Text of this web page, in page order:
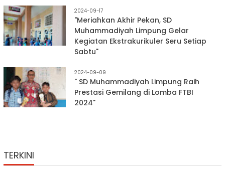
2024-09-17
"Meriahkan Akhir Pekan, SD
Muhammadiyah Limpung Gelar
Kegiatan Ekstrakurikuler Seru Setiap
Sabtu"
2024-09-09
" SD Muhammadiyah Limpung Raih
Prestasi Gemilang di Lomba FTBI
2024"
TERKINI